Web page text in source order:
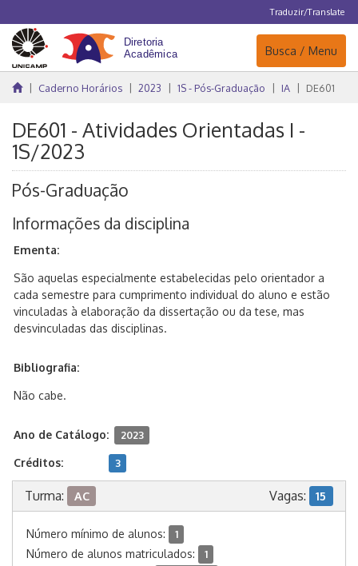
Traduzir/Translate
Navegação
Busca / Menu
Caderno Horários 2023 1S - Pós-Graduação IA DE601
DE601 - Atividades Orientadas I -
1S/2023
Pós-Graduação
Informações da disciplina
Ementa:
São aquelas especialmente estabelecidas pelo orientador a
cada semestre para cumprimento individual do aluno e estão
vinculadas à elaboração da dissertação ou da tese, mas
desvinculadas das disciplinas.
Bibliografia:
Não cabe.
Ano de Catálogo: 2023
Créditos: 3
Turma: AC Vagas: 15
Número mínimo de alunos: 1
Número de alunos matriculados: 1